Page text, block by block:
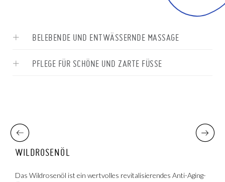
BELEBENDE UND ENTWÄSSERNDE MASSAGE
PFLEGE FÜR SCHÖNE UND ZARTE FÜSSE
WILDROSENÖL
Das Wildrosenöl ist ein wertvolles revitalisierendes Anti-Aging-